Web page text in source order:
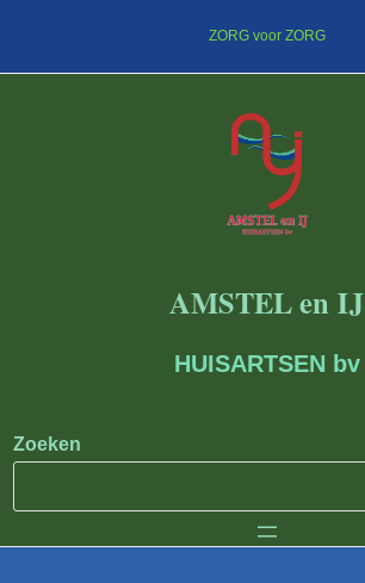
inhoud
ZORG voor ZORG
AMSTEL en IJ
HUISARTSEN bv
Zoeken